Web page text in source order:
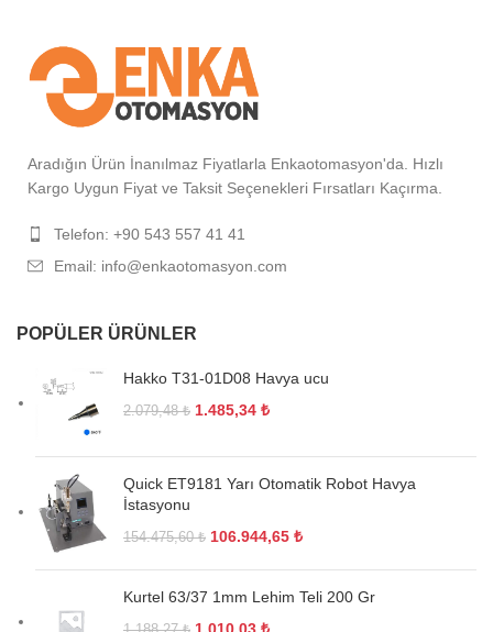
Aradığın Ürün İnanılmaz Fiyatlarla Enkaotomasyon'da. Hızlı
Kargo Uygun Fiyat ve Taksit Seçenekleri Fırsatları Kaçırma.
Telefon: +90 543 557 41 41
Email: info@enkaotomasyon.com
POPÜLER ÜRÜNLER
Hakko T31-01D08 Havya ucu
2.079,48₺ 1.485,34 ₺
Quick ET9181 Yarı Otomatik Robot Havya
İstasyonu
154.475,60₺ 106.944,65 ₺
Kurtel 63/37 1mm Lehim Teli 200 Gr
1.010,03 ₺